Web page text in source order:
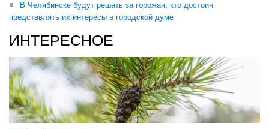
В Челябинске будут решать за горожан, кто достоин
представлять их интересы в городской думе
ИНТЕРЕСНОЕ